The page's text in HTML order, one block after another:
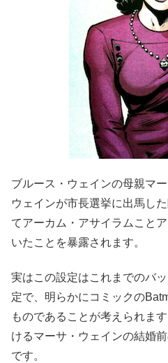
ブルース・ウェインの母親マ
ウェインが市長選挙に出馬し
てアーカム・アサイラムこと
いたことを暴露されます。
実はこの設定はこれまでのバ
定で、明らかにコミックの
ものであることが考えられま
けるマーサ・ウェインの結婚
です。